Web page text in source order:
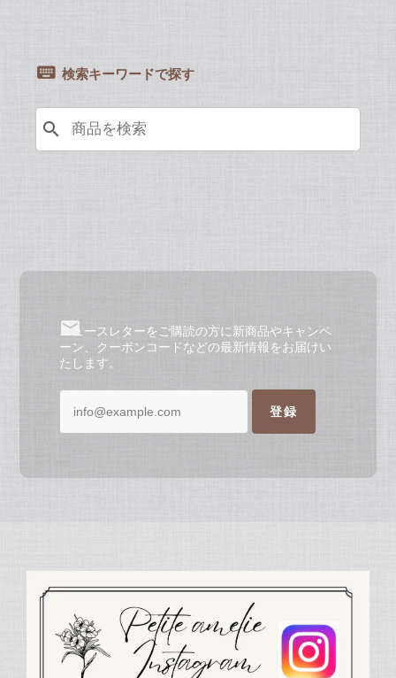
検索キーワードで探す
search
ニュースレターをご購読の方に新商品やキャンペ
ーン、クーポンコードなどの最新情報をお届けい
たします。
登録